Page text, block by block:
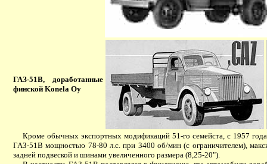
ГАЗ-51В, доработанные
финской Konela Oy
Кроме обычных экспортных модификаций 51-го семейста, с 1957 года
ГАЗ-51В мощностью 78-80 л.с. при 3400 об/мин (с ограничителем),
задней подвеской и шинами увеличенного размера (8,25-20").